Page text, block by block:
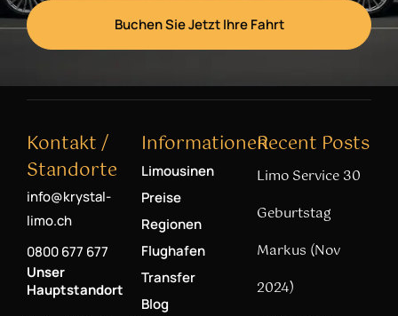
Buchen Sie Jetzt Ihre Fahrt
Kontakt /
Standorte
info@krystal-
limo.ch
0800 677 677
Unser
Hauptstandort
Informationen
Limousinen
Preise
Regionen
Flughafen
Transfer
Blog
Recent Posts
Limo Service 30
Geburtstag
Markus (Nov
2024)